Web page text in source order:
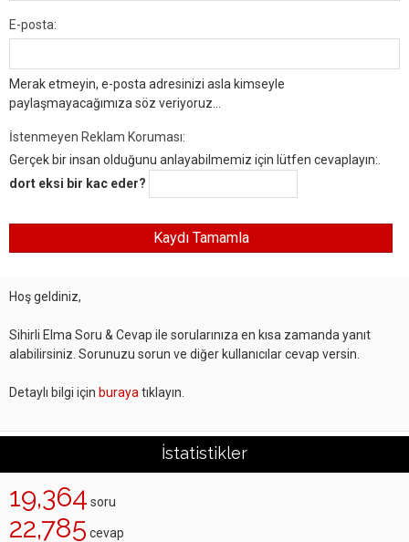
E-posta:
Merak etmeyin, e-posta adresinizi asla kimseyle
paylaşmayacağımıza söz veriyoruz...
İstenmeyen Reklam Koruması:
Gerçek bir insan olduğunu anlayabilmemiz için lütfen cevaplayın:.
dort eksi bir kac eder?
Hoş geldiniz,
Sihirli Elma Soru & Cevap ile sorularınıza en kısa zamanda yanıt
alabilirsiniz. Sorunuzu sorun ve diğer kullanıcılar cevap versin.
Detaylı bilgi için buraya tıklayın.
İstatistikler
19,364 soru
22,785 cevap